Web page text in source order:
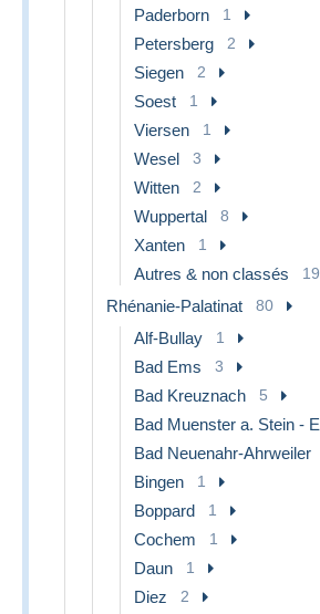
Paderborn 1
Petersberg 2
Siegen 2
Soest 1
Viersen 1
Wesel 3
Witten 2
Wuppertal 8
Xanten 1
Autres & non classés 19
Rhénanie-Palatinat 80
Alf-Bullay 1
Bad Ems 3
Bad Kreuznach 5
Bad Neuenahr-Ahrweiler
Bingen 1
Boppard 1
Cochem 1
Daun 1
Diez 2